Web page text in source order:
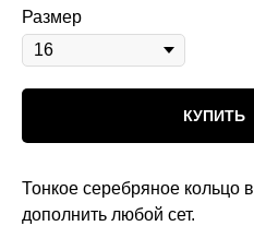
Размер
КУПИТЬ
Тонкое серебряное кольцо
дополнить любой сет.